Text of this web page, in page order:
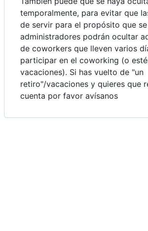
temporalmente, para evitar que
de servir para el propósito que
administradores podrán ocultar
de coworkers que lleven varios
participar en el coworking (o
vacaciones). Si has vuelto de "un
retiro"/vacaciones y quieres que
cuenta por favor avísanos